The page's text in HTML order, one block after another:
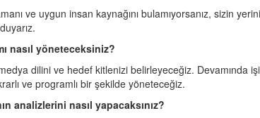
ve uygun insan kaynağını bulamıyorsanız, sizin
nasıl yöneteceksiniz?
dilini ve hedef kitlenizi belirleyeceğiz. Devamında
ve programlı bir şekilde yöneteceğiz.
analizlerini nasıl yapacaksınız?